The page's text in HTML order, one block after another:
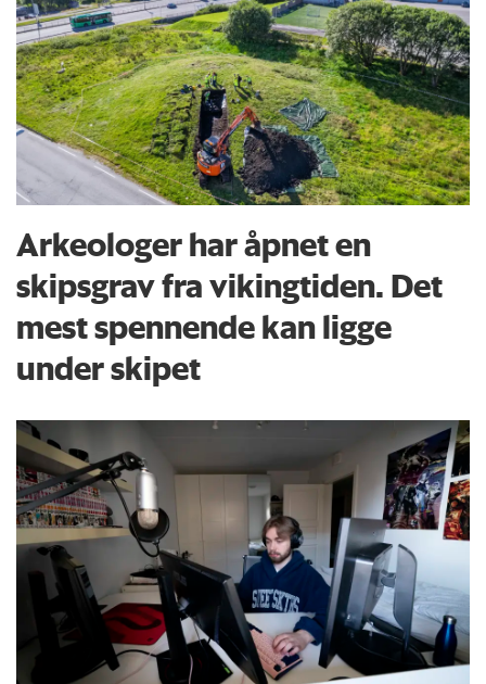
Arkeologer har åpnet en
skipsgrav fra vikingtiden. Det
mest spennende kan ligge
under skipet